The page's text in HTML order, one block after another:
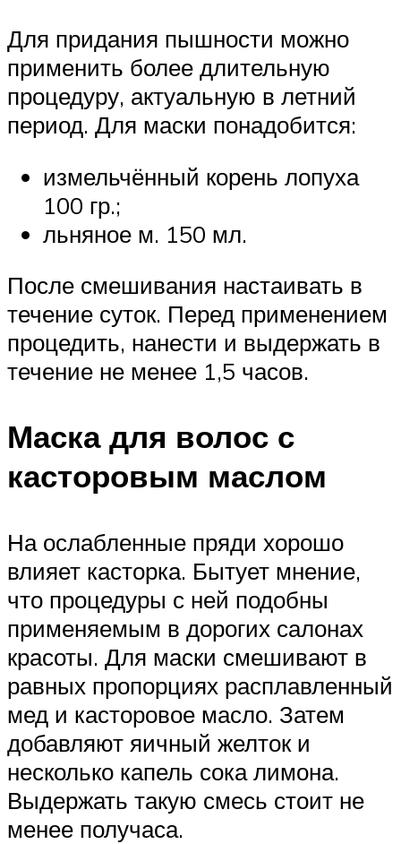
Для придания пышности можно
применить более длительную
процедуру, актуальную в летний
период. Для маски понадобится:
измельчённый корень лопуха
100 гр.;
льняное м. 150 мл.
После смешивания настаивать в
течение суток. Перед применением
процедить, нанести и выдержать в
течение не менее 1,5 часов.
Маска для волос с
касторовым маслом
На ослабленные пряди хорошо
влияет касторка. Бытует мнение,
что процедуры с ней подобны
применяемым в дорогих салонах
красоты. Для маски смешивают в
равных пропорциях расплавленный
мед и касторовое масло. Затем
добавляют яичный желток и
несколько капель сока лимона.
Выдержать такую смесь стоит не
менее получаса.